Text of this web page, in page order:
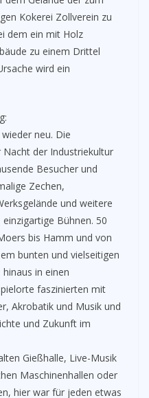
Kokerei Zollverein zu
dem ein mit Holz
zu einem Drittel
wird ein
neu. Die
Nacht der Industriekultur
Besucher und
Zechen,
und weitere
Bühnen. 50
bis Hamm und von
bunten und vielseitigen
in einen
faszinierten mit
Akrobatik und Musik und
und Zukunft im
Gießhalle, Live-Musik
Maschinenhallen oder
hier war für jeden etwas